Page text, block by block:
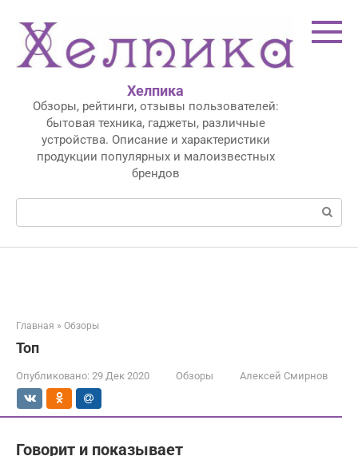
контенту
Хелпика
Обзоры, рейтинги, отзывы пользователей:
бытовая техника, гаджеты, различные
устройства. Описание и характеристики
продукции популярных и малоизвестных
брендов
Поиск:
Главная » Обзоры
Топ
Опубликовано: 29 Дек 2020 Обзоры Алексей Смирнов
Говорит и показывает